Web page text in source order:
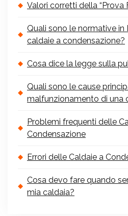
Valori corretti della “Prova
Quali sono le normative in
caldaie a condensazione?
Cosa dice la legge sulla
Quali sono le cause
malfunzionamento di una
Problemi frequenti delle
Condensazione
Errori delle Caldaie a
Cosa devo fare quando
mia caldaia?